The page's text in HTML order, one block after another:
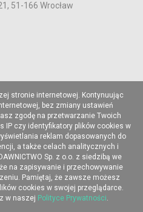
51-166 Wrocław
stronie internetowej. Kontynuując
bez zmiany ustawień
zgodę na przetwarzanie Twoich
IP czy identyfikatory plików cookies w
reklam dopasowanych do
a także celach analitycznych i
Sp. z o.o. z siedzibą we
na zapisywanie i przechowywanie
Pamiętaj, że zawsze możesz
cookies w swojej przeglądarce.
w naszej Polityce Prywatności.